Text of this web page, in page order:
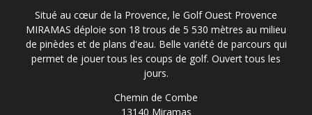
Situé au cœur de la Provence, le Golf Ouest Provence
MIRAMAS déploie son 18 trous de 5 530 mètres au milieu
de pinèdes et de plans d'eau. Belle variété de parcours qui
permet de jouer tous les coups de golf. Ouvert tous les
jours.
Chemin de Combe
13140 Miramas